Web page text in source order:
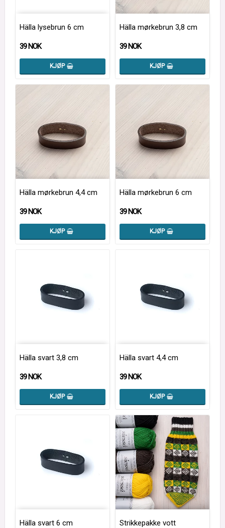
Hälla lysebrun 6 cm
39 NOK
KJØP
Hälla mørkebrun 3,8 cm
39 NOK
KJØP
Hälla mørkebrun 4,4 cm
39 NOK
KJØP
Hälla mørkebrun 6 cm
39 NOK
KJØP
Hälla svart 3,8 cm
39 NOK
KJØP
Hälla svart 4,4 cm
39 NOK
KJØP
Hälla svart 6 cm
Strikkepakke vott